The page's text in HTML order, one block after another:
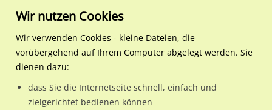
Regionale Plakatwerbung Sachsen-Anhalt
Magdeburg,
Ernst-Reuter-Allee Nh.
Wir nutzen Cookies
Wir verwenden Cookies - kleine Dateien, die
vorübergehend auf Ihrem Computer abgelegt werden. Sie
dienen dazu:
dass Sie die Internetseite schnell, einfach und
zielgerichtet bedienen können